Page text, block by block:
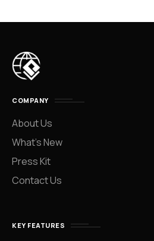
COMPANY
About Us
What’s New
Press Kit
Contact Us
KEY FEATURES